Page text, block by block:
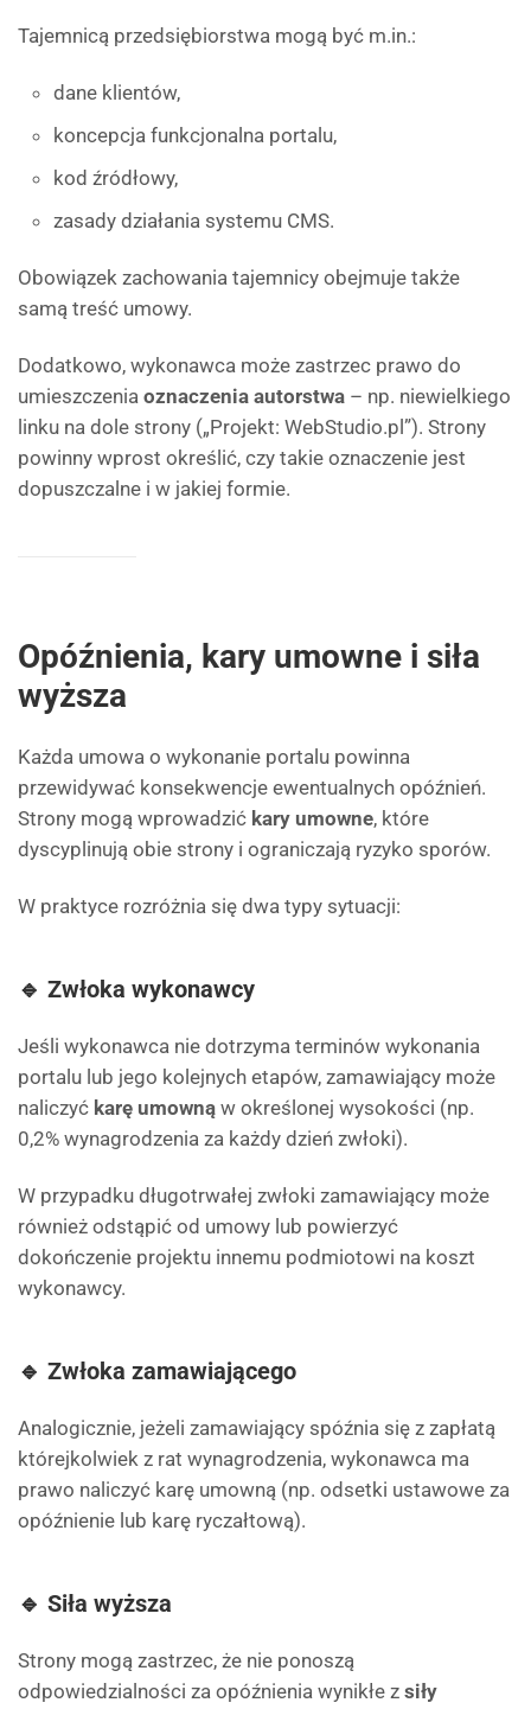
Tajemnicą przedsiębiorstwa mogą być m.in.:
dane klientów,
koncepcja funkcjonalna portalu,
kod źródłowy,
zasady działania systemu CMS.
Obowiązek zachowania tajemnicy obejmuje także
samą treść umowy.
Dodatkowo, wykonawca może zastrzec prawo do
umieszczenia oznaczenia autorstwa – np. niewielkiego
linku na dole strony („Projekt: WebStudio.pl”). Strony
powinny wprost określić, czy takie oznaczenie jest
dopuszczalne i w jakiej formie.
Opóźnienia, kary umowne i siła
wyższa
Każda umowa o wykonanie portalu powinna
przewidywać konsekwencje ewentualnych opóźnień.
Strony mogą wprowadzić kary umowne, które
dyscyplinują obie strony i ograniczają ryzyko sporów.
W praktyce rozróżnia się dwa typy sytuacji:
🔹 Zwłoka wykonawcy
Jeśli wykonawca nie dotrzyma terminów wykonania
portalu lub jego kolejnych etapów, zamawiający może
naliczyć karę umowną w określonej wysokości (np.
0,2% wynagrodzenia za każdy dzień zwłoki).
W przypadku długotrwałej zwłoki zamawiający może
również odstąpić od umowy lub powierzyć
dokończenie projektu innemu podmiotowi na koszt
wykonawcy.
🔹 Zwłoka zamawiającego
Analogicznie, jeżeli zamawiający spóźnia się z zapłatą
którejkolwiek z rat wynagrodzenia, wykonawca ma
prawo naliczyć karę umowną (np. odsetki ustawowe za
opóźnienie lub karę ryczałtową).
🔹 Siła wyższa
Strony mogą zastrzec, że nie ponoszą
odpowiedzialności za opóźnienia wynikłe z siły